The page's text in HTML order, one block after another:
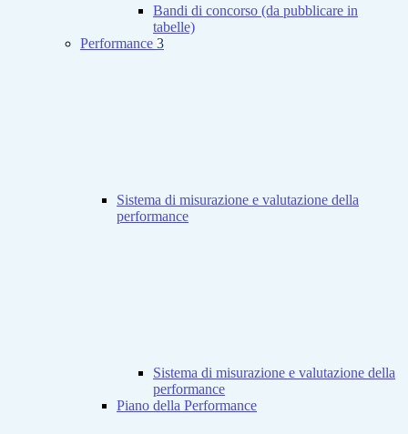
Bandi di concorso (da pubblicare in
tabelle)
Performance 3
Sistema di misurazione e valutazione della
performance
Sistema di misurazione e valutazione della
performance
Piano della Performance